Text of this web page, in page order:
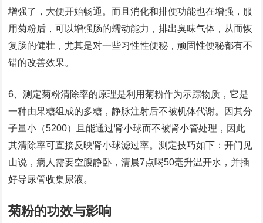
增强了，大便开始畅通。而且消化和排便功能也在增强，服
用菊粉后，可以增强肠的蠕动能力，排出臭味气体，从而恢
复肠的健壮，尤其是对一些习性性便秘，顽固性便秘都有不
错的改善效果。
6、测定菊粉清除率的原理是利用菊粉作为示踪物质，它是
一种由果糖组成的多糖，静脉注射后不被机体代谢。因其分
子量小（5200）且能通过肾小球而不被肾小管处理，因此
其清除率可直接反映肾小球滤过率。测定技巧如下：开门见
山说，病人需要空腹静卧，清晨7点喝50毫升温开水，并插
好导尿管收集尿液。
菊粉的功效与影响